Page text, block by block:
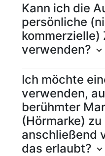
Kann ich die
persönliche
kommerzielle)
verwenden?
Ich möchte
verwenden,
berühmter
(Hörmarke)
anschließend
das erlaubt?